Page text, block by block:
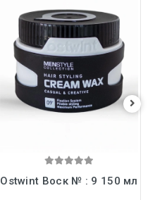
Ostwint Воск № : 9 150 мл